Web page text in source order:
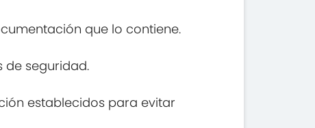
que lo contiene.
de seguridad.
establecidos para evitar